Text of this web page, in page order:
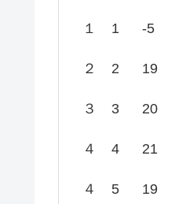
１ 1 -5
２ 2 19
３ 3 20
４ 4 21
４ 5 19